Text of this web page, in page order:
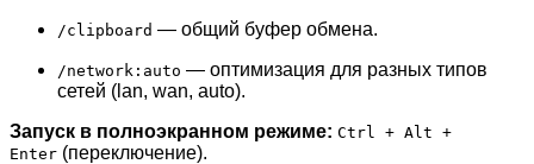
/clipboard — общий буфер обмена.
/network:auto — оптимизация для разных типов
сетей (lan, wan, auto).
Запуск в полноэкранном режиме: Ctrl + Alt +
Enter (переключение).